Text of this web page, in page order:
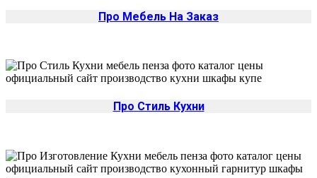
Про Мебель На Заказ
Про Стиль Кухни